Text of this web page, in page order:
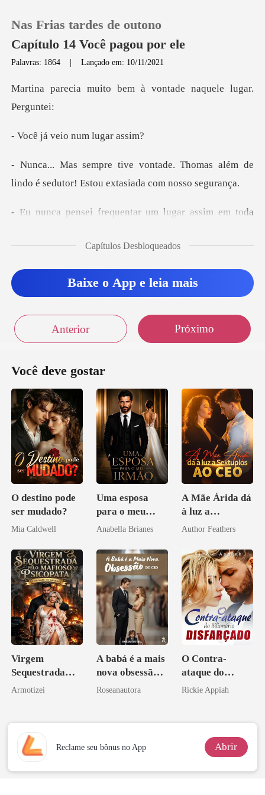
0
Nas Frias tardes de outono
Capítulo 14 Você pagou por ele
Palavras: 1864 |Lançado em: 10/11/2021
o bem à vontade naqu
veio num l
. Thomas além de
lindo é sedutor!
quentar um lugar assi
pudesse
Capítulos Desbloqueados
Baixe o App e leia mais
Anterior Próximo
Você deve gostar
O destino pode
ser mudado?
Mia Caldwell
Uma esposa
para o meu
irmão
Anabella Brianes
A Mãe Árida dá
à luz a
Sextuplos ao
Author Feathers
Virgem
Sequestrada
pelo Mafioso
DE SANGUE
Armotizei
A babá é a mais
nova obsessão
do CEO
Roseanautora
O Contra-
ataque do
Bilionário
Rickie Appiah
Reclame seu bônus no App Abrir